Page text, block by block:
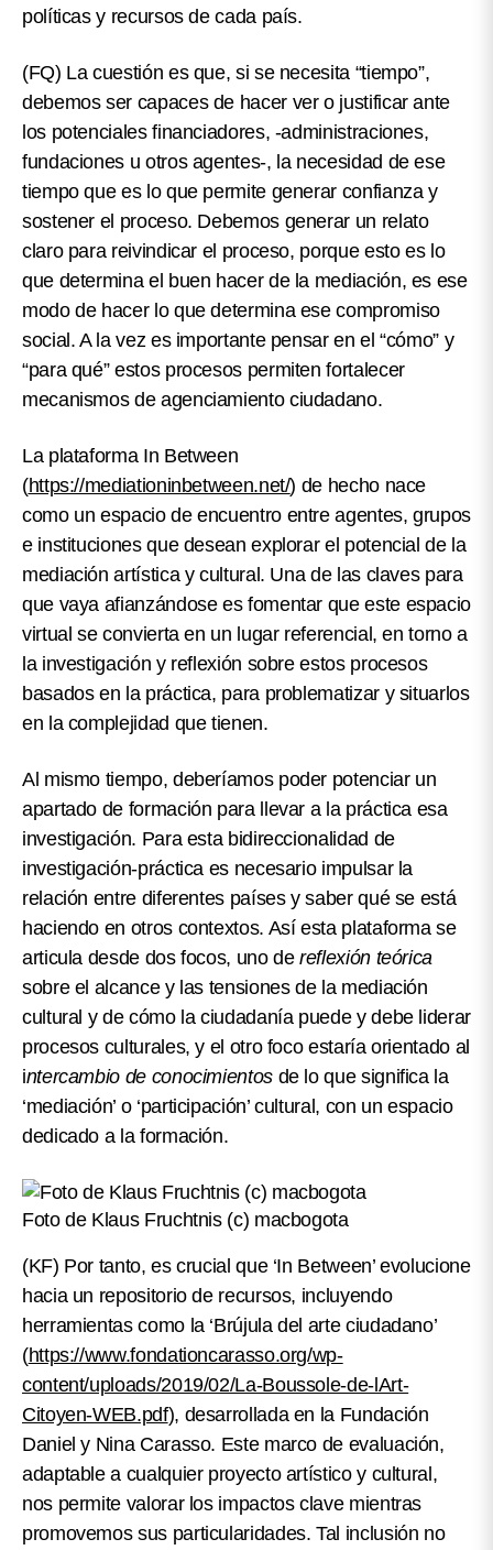
políticas y recursos de cada país.
(FQ) La cuestión es que, si se necesita “tiempo”,
debemos ser capaces de hacer ver o justificar ante
los potenciales financiadores, -administraciones,
fundaciones u otros agentes-, la necesidad de ese
tiempo que es lo que permite generar confianza y
sostener el proceso. Debemos generar un relato
claro para reivindicar el proceso, porque esto es lo
que determina el buen hacer de la mediación, es ese
modo de hacer lo que determina ese compromiso
social. A la vez es importante pensar en el “cómo” y
“para qué” estos procesos permiten fortalecer
mecanismos de agenciamiento ciudadano.
La plataforma In Between
(https://mediationinbetween.net/) de hecho nace
como un espacio de encuentro entre agentes, grupos
e instituciones que desean explorar el potencial de la
mediación artística y cultural. Una de las claves para
que vaya afianzándose es fomentar que este espacio
virtual se convierta en un lugar referencial, en torno a
la investigación y reflexión sobre estos procesos
basados en la práctica, para problematizar y situarlos
en la complejidad que tienen.
Al mismo tiempo, deberíamos poder potenciar un
apartado de formación para llevar a la práctica esa
investigación. Para esta bidireccionalidad de
investigación-práctica es necesario impulsar la
relación entre diferentes países y saber qué se está
haciendo en otros contextos. Así esta plataforma se
articula desde dos focos, uno dereflexión teórica
sobre el alcance y las tensiones de la mediación
cultural y de cómo la ciudadanía puede y debe liderar
procesos culturales, y el otro foco estaría orientado al
intercambio de conocimientosde lo que significa la
‘mediación’ o ‘participación’ cultural, con un espacio
dedicado a la formación.
Foto de Klaus Fruchtnis (c) macbogota
(KF) Por tanto, es crucial que ‘In Between’ evolucione
hacia un repositorio de recursos, incluyendo
herramientas como la ‘Brújula del arte ciudadano’
(https://www.fondationcarasso.org/wp-
content/uploads/2019/02/La-Boussole-de-lArt-
Citoyen-WEB.pdf), desarrollada en la Fundación
Daniel y Nina Carasso. Este marco de evaluación,
adaptable a cualquier proyecto artístico y cultural,
nos permite valorar los impactos clave mientras
promovemos sus particularidades. Tal inclusión no